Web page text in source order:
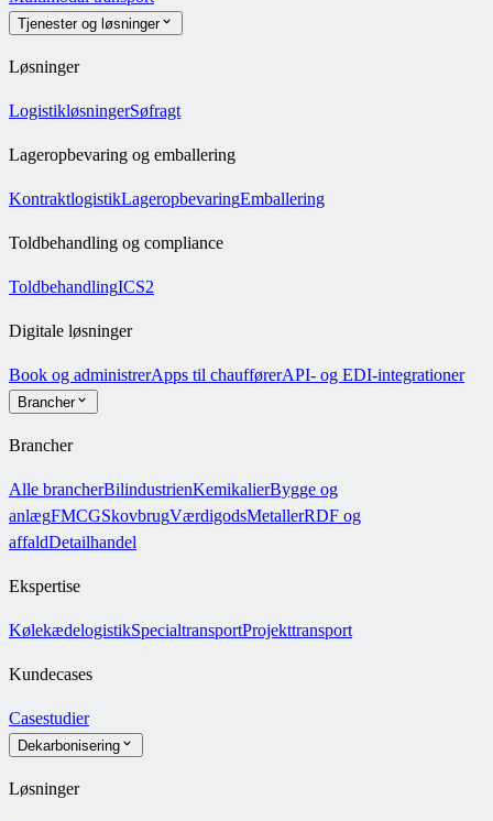
Tjenester og løsninger
Løsninger
LogistikløsningerSøfragt
Lageropbevaring og emballering
KontraktlogistikLageropbevaringEmballering
Toldbehandling og compliance
ToldbehandlingICS2
Digitale løsninger
Book og administrerApps til chaufførerAPI- og EDI-integrationer
Brancher
Brancher
Alle brancherBilindustrienKemikalierBygge og
anlægFMCGSkovbrugVærdigodsMetallerRDF og
affaldDetailhandel
Ekspertise
KølekædelogistikSpecialtransportProjekttransport
Kundecases
Casestudier
Dekarbonisering
Løsninger